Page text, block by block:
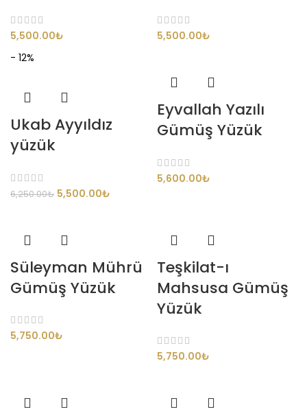
5,500.00₺ 5,500.00₺
- 12%
Ukab Ayyıldız
yüzük
6,250.00₺ 5,500.00₺
Eyvallah Yazılı
Gümüş Yüzük
5,600.00₺
Süleyman Mührü
Gümüş Yüzük
5,750.00₺
Teşkilat-ı
Mahsusa Gümüş
Yüzük
5,750.00₺